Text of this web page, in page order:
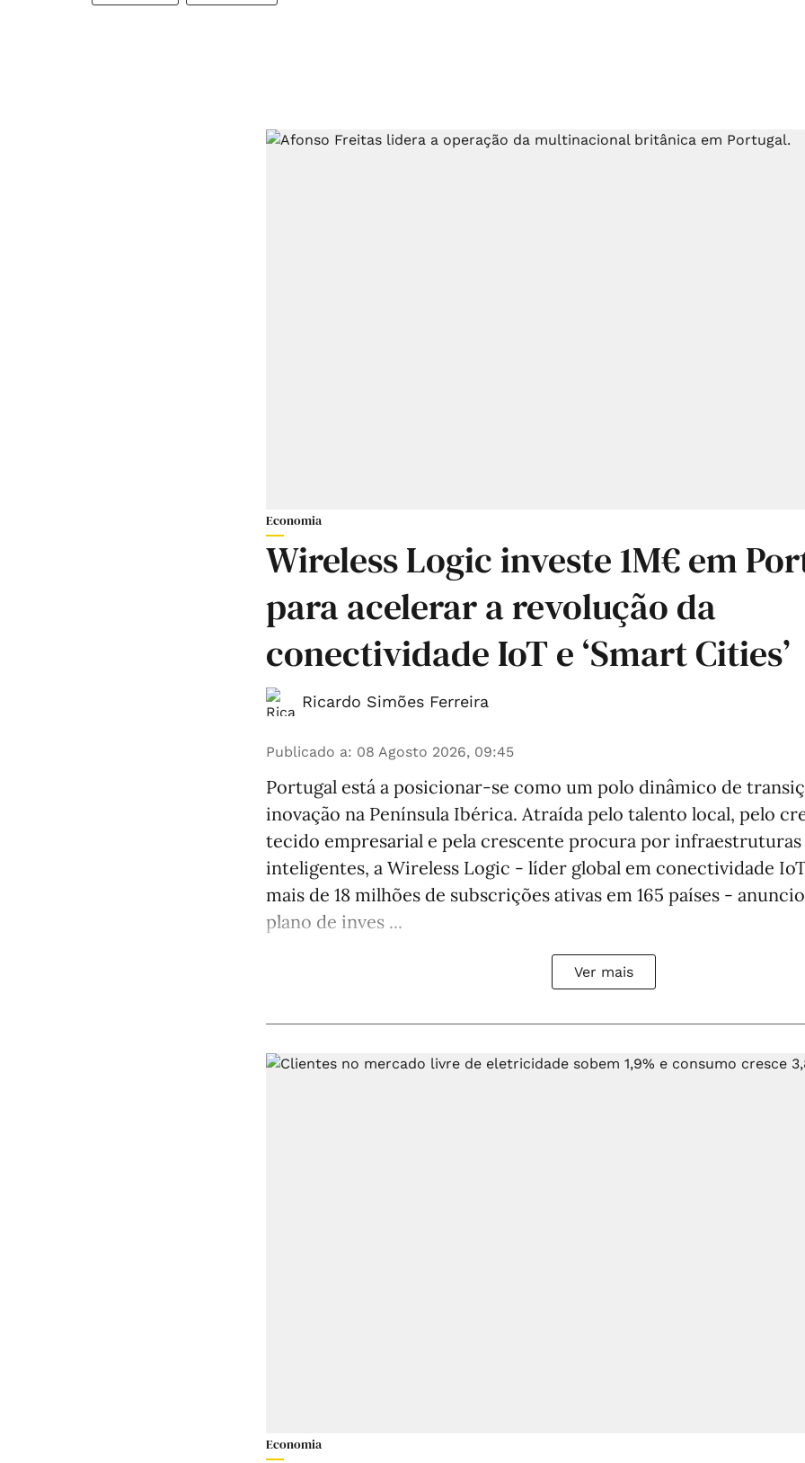
Economia
Wireless Logic investe 1M€ em
para acelerar a revolução da
conectividade IoT e ‘Smart Cities’
Ricardo Simões Ferreira
Publicado a: 08 Agosto 2026, 09:45
Portugal está a posicionar-se como um polo dinâmico de
inovação na Península Ibérica. Atraída pelo talento local, pelo
tecido empresarial e pela crescente procura por infraestruturas
inteligentes, a Wireless Logic - líder global em conectividade
mais de 18 milhões de subscrições ativas em 165 países -
plano de inves ...
Ver mais
Economia